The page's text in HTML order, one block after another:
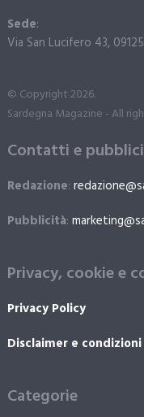
Sede:
Via San Lucifero 43,
© Copyright 2026.
Sardegna Magazine - All
Contatti e
Redazione:
Pubblicità:
Privacy, cookie e
Privacy Policy
Disclaimer e
Categorie